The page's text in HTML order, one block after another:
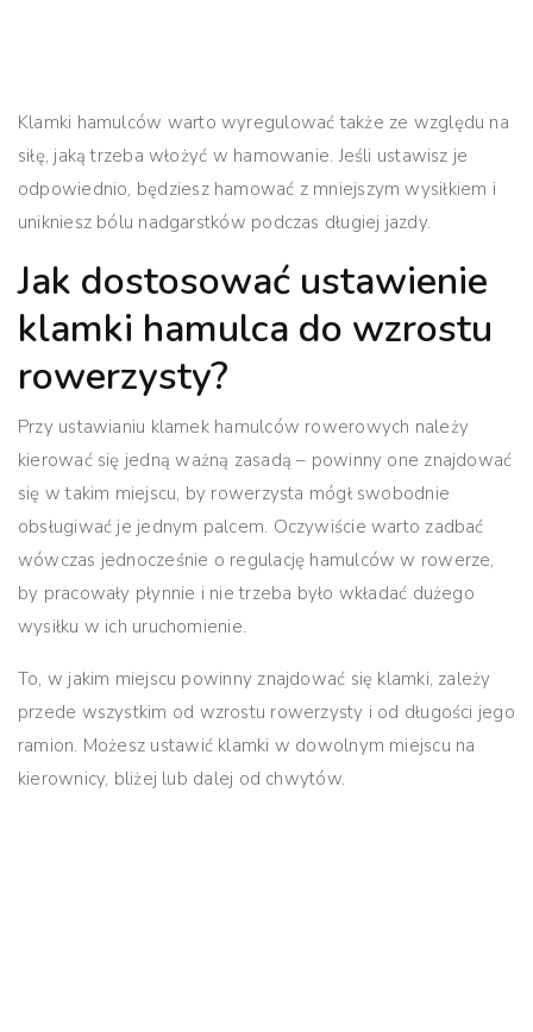
Klamki hamulców warto wyregulować także ze względu na
siłę, jaką trzeba włożyć w hamowanie. Jeśli ustawisz je
odpowiednio, będziesz hamować z mniejszym wysiłkiem i
unikniesz bólu nadgarstków podczas długiej jazdy.
Jak dostosować ustawienie
klamki hamulca do wzrostu
rowerzysty?
Przy ustawianiu klamek hamulców rowerowych należy
kierować się jedną ważną zasadą – powinny one znajdować
się w takim miejscu, by rowerzysta mógł swobodnie
obsługiwać je jednym palcem. Oczywiście warto zadbać
wówczas jednocześnie o regulację hamulców w rowerze,
by pracowały płynnie i nie trzeba było wkładać dużego
wysiłku w ich uruchomienie.
To, w jakim miejscu powinny znajdować się klamki, zależy
przede wszystkim od wzrostu rowerzysty i od długości jego
ramion. Możesz ustawić klamki w dowolnym miejscu na
kierownicy, bliżej lub dalej od chwytów.